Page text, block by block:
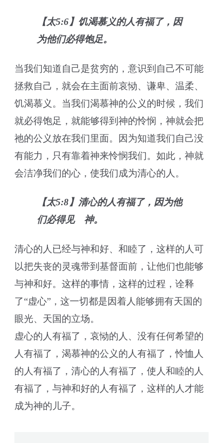
【太5:6】饥渴慕义的人有福了，因
为他们必得饱足。
当我们知道自己是贫穷的，意识到自己不可能
拯救自己，就会在主面前哀恸、谦卑、温柔、
饥渴慕义。当我们渴慕神的公义的时候，我们
就必得饱足，就能够得到神的怜悯，神就会把
祂的公义放在我们里面。因为知道我们自己没
有能力，只有靠着神来怜悯我们。如此，神就
会洁净我们的心，使我们成为清心的人。
【太5:8】清心的人有福了，因为他
们必得见 神。
清心的人已经与神和好、和睦了，这样的人可
以把失丧的灵魂带到基督面前，让他们也能够
与神和好。这样的事情，这样的过程，诠释
了“虚心”，这一切都是因着人能够拥有天国的
眼光、天国的立场。
虚心的人有福了，哀恸的人、没有任何希望的
人有福了，渴慕神的公义的人有福了，怜恤人
的人有福了，清心的人有福了，使人和睦的人
有福了，与神和好的人有福了，这样的人才能
成为神的儿子。